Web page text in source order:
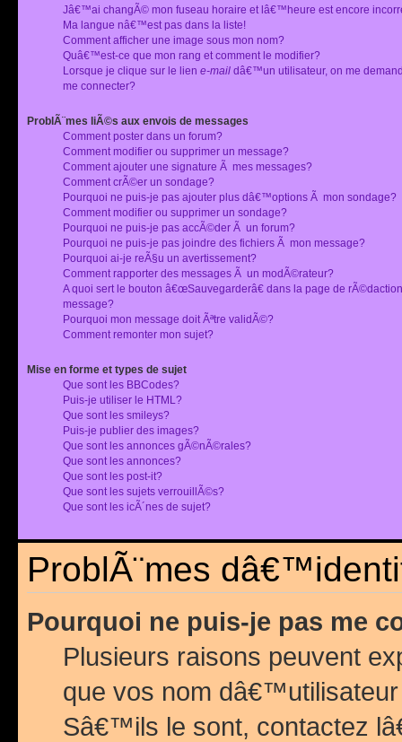
Jâ€™ai changÃ© mon fuseau horaire et lâ€™heure est encore
Ma langue nâ€™est pas dans la liste!
Comment afficher une image sous mon nom?
Quâ€™est-ce que mon rang et comment le modifier?
Lorsque je clique sur le lien e-mail dâ€™un utilisateur, on me
me connecter?
ProblÃ¨mes liÃ©s aux envois de messages
Comment poster dans un forum?
Comment modifier ou supprimer un message?
Comment ajouter une signature Ã mes messages?
Comment crÃ©er un sondage?
Pourquoi ne puis-je pas ajouter plus dâ€™options Ã mon sondage?
Comment modifier ou supprimer un sondage?
Pourquoi ne puis-je pas accÃ©der Ã un forum?
Pourquoi ne puis-je pas joindre des fichiers Ã mon message?
Pourquoi ai-je reÃ§u un avertissement?
Comment rapporter des messages Ã un modÃ©rateur?
A quoi sert le bouton â€œSauvegarderâ€ dans la page de
message?
Pourquoi mon message doit Ãªtre validÃ©?
Comment remonter mon sujet?
Mise en forme et types de sujet
Que sont les BBCodes?
Puis-je utiliser le HTML?
Que sont les smileys?
Puis-je publier des images?
Que sont les annonces gÃ©nÃ©rales?
Que sont les annonces?
Que sont les post-it?
Que sont les sujets verrouillÃ©s?
Que sont les icÃ´nes de sujet?
ProblÃ¨mes
Pourquoi ne puis-je pas me
Plusieurs raisons peuvent
que vos nom
Sâ€™ils le sont, contactez